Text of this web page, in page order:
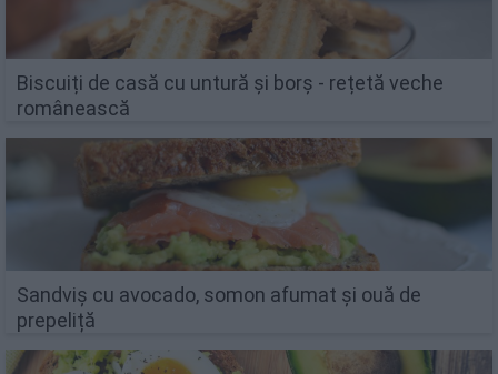
Biscuiți de casă cu untură și borș - rețetă veche
românească
Sandviș cu avocado, somon afumat și ouă de
prepeliță